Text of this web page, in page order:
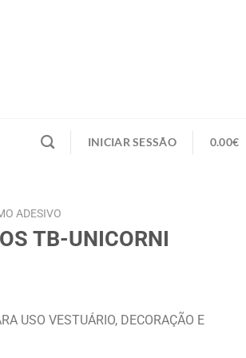
INICIAR SESSÃO 0.00€
ADESIVO
TB-UNICORNI
USO VESTUÁRIO, DECORAÇÃO E